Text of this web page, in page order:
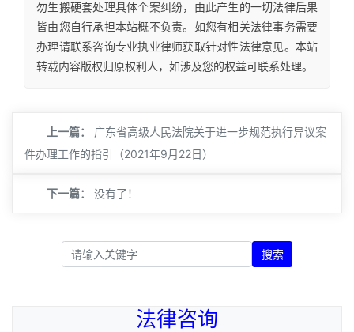
勿生搬硬套处理具体个案纠纷，由此产生的一切法律后果
皆由您自行承担本站概不负责。如您有相关法律事务需要
办理请联系咨询专业执业律师获取针对性法律意见。本站
转载内容版权归原权利人，如涉及您的权益可联系处理。
上一篇：
广东省高级人民法院关于进一步规范执行异议案
件办理工作的指引（2021年9月22日）
下一篇： 没有了！
搜索
法律咨询